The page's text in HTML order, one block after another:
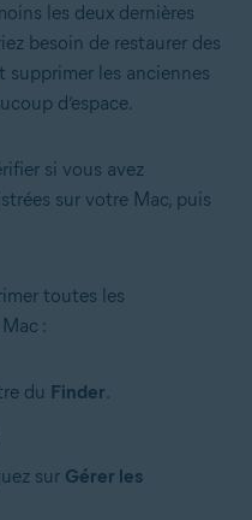
les deux dernières
besoin de restaurer des
supprimer les anciennes
d’espace.
si vous avez
sur votre Mac, puis
toutes les
:
du Finder.
sur Gérer les